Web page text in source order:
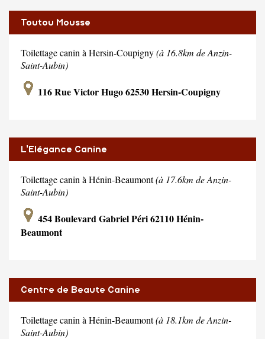
Toutou Mousse
Toilettage canin à Hersin-Coupigny(à 16.8km de Anzin-
Saint-Aubin)
116 Rue Victor Hugo 62530 Hersin-Coupigny
L'Elégance Canine
Toilettage canin à Hénin-Beaumont(à 17.6km de Anzin-
Saint-Aubin)
454 Boulevard Gabriel Péri 62110 Hénin-
Beaumont
Centre de Beaute Canine
Toilettage canin à Hénin-Beaumont(à 18.1km de Anzin-
Saint-Aubin)